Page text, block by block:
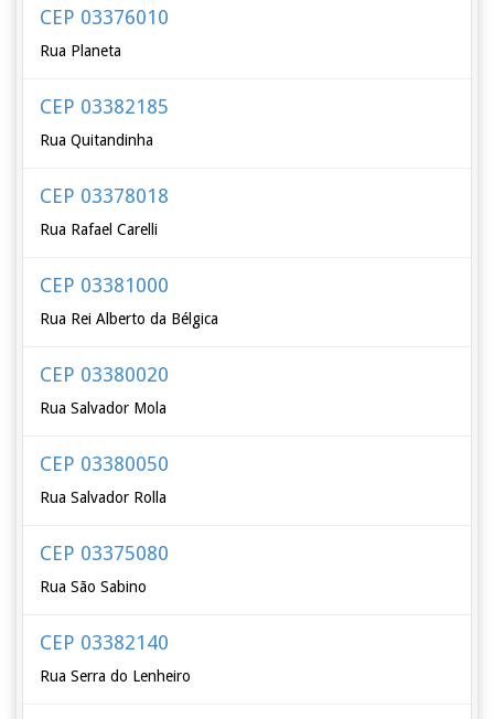
CEP 03376010
Rua Planeta
CEP 03382185
Rua Quitandinha
CEP 03378018
Rua Rafael Carelli
CEP 03381000
Rua Rei Alberto da Bélgica
CEP 03380020
Rua Salvador Mola
CEP 03380050
Rua Salvador Rolla
CEP 03375080
Rua São Sabino
CEP 03382140
Rua Serra do Lenheiro